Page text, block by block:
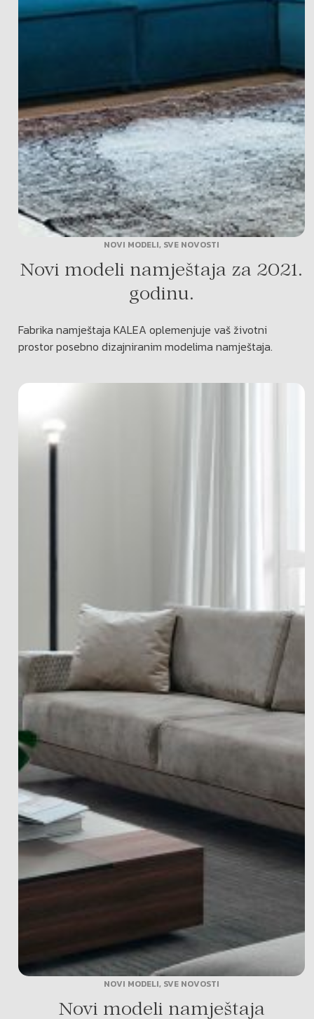
NOVI MODELI, SVE NOVOSTI
Novi modeli namještaja za 2021.
godinu.
Fabrika namještaja KALEA oplemenjuje vaš životni
prostor posebno dizajniranim modelima namještaja.
NOVI MODELI, SVE NOVOSTI
Novi modeli namještaja